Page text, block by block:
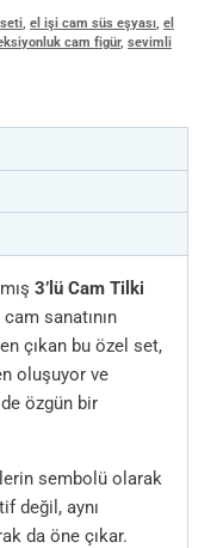
, el işi cam süs eşyası, el
cam figür, sevimli
3’lü Cam Tilki
sanatının
çıkan bu özel set,
oluşuyor ve
özgün bir
sembolü olarak
değil, aynı
da öne çıkar.